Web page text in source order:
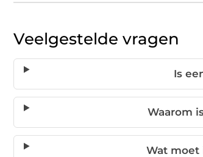
Veelgestelde vragen
Is
Waarom
Wat moet